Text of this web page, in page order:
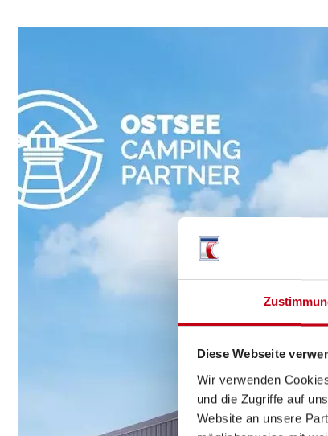
Diese Webseite
Wir verwenden
und die Zugriffe auf
Website an unsere